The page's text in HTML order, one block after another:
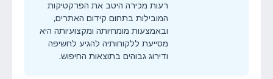
רעות מכירה היטב את הפרקטיקות
המובילות בתחום קידום האתרים,
ובאמצעות מומחיותה ומקצועיותה היא
מסייעת ללקוחותיה להגיע לחשיפה
ודירוג גבוהים בתוצאות החיפוש.